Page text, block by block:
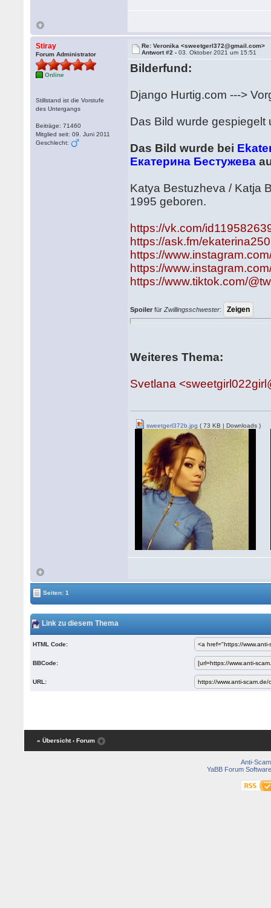
Stiray
Forum Administrator
Online
Stillstand ist die Vorstufe
des Untergangs
Beiträge: 71460
Mitglied seit: 09. Juni 2011
Geschlecht:
Re: Veronika <sweetgerl372@gmail.com>
Antwort #2 -03. Oktober 2021 um 15:51
Bilderfund:
Django Hurtig.com --->
Das Bild wurde
Das Bild wurde bei
Екатерина Бестужева
Katya Bestuzheva / Katja
1995 geboren.
https://vk.com/
https://ask.fm/
https://
https://
https://www.tiktok.com/
Spoiler fürZwillingsschwester:
Weiteres Thema:
Svetlana
sweetgerl372b.jpg ( 73 KB | Downloads )
Seiten: 1
Link zu diesem Thema
HTML Code:
BBCode:
URL:
« Übersicht ‹ Forum
Anti-Scam
YaBB Forum Software